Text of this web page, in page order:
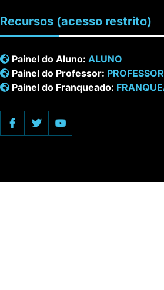
Recursos (acesso restrito)
Painel do Aluno: ALUNO
Painel do Professor: PROFESSOR
Painel do Franqueado: